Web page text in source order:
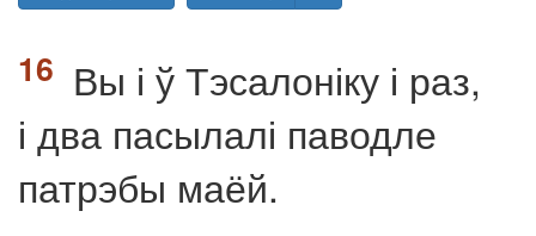
Вы і ў Тэсалоніку і раз,
і два пасылалі паводле
патрэбы маёй.